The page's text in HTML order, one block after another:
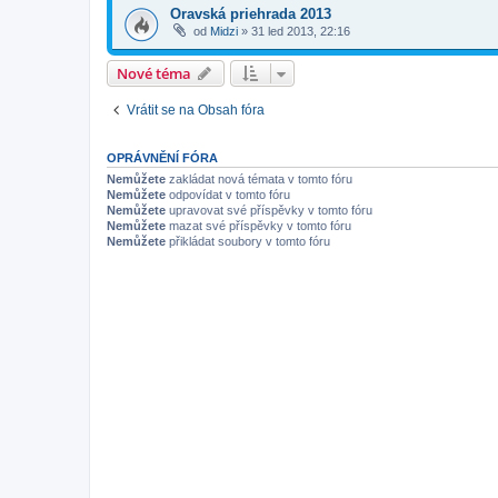
Oravská priehrada 2013
od Midzi » 31 led 2013, 22:16
Nové téma
Vrátit se na Obsah fóra
OPRÁVNĚNÍ FÓRA
Nemůžete zakládat nová témata v tomto fóru
Nemůžete odpovídat v tomto fóru
Nemůžete upravovat své příspěvky v tomto fóru
Nemůžete mazat své příspěvky v tomto fóru
Nemůžete přikládat soubory v tomto fóru